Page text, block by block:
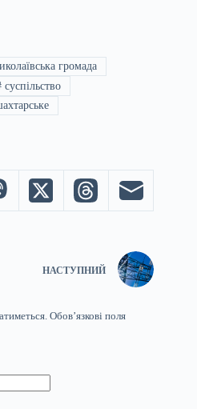
громада
суспільство
НАСТУПНИЙ
Обов’язкові поля